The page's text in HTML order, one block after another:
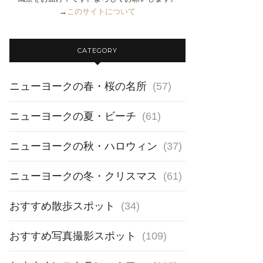
→ このサイトについて
CATEGORY
ニューヨークの春・桜の名所 (57)
ニューヨークの夏・ビーチ (61)
ニューヨークの秋・ハロウィン (37)
ニューヨークの冬・クリスマス (61)
おすすめ散歩スポット (34)
おすすめ写真撮影スポット (109)